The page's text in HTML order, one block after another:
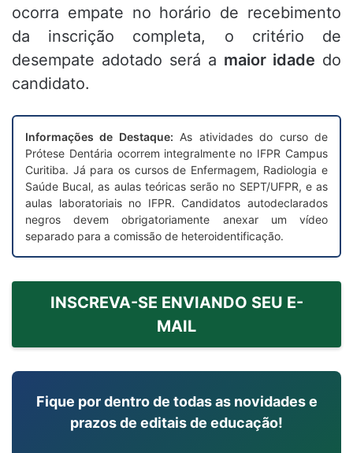
ocorra empate no horário de recebimento
da inscrição completa, o critério de
desempate adotado será a maior idade do
candidato.
Informações de Destaque: As atividades do curso de
Prótese Dentária ocorrem integralmente no IFPR Campus
Curitiba. Já para os cursos de Enfermagem, Radiologia e
Saúde Bucal, as aulas teóricas serão no SEPT/UFPR, e as
aulas laboratoriais no IFPR. Candidatos autodeclarados
negros devem obrigatoriamente anexar um vídeo
separado para a comissão de heteroidentificação.
INSCREVA-SE ENVIANDO SEU E-
MAIL
Fique por dentro de todas as novidades e
prazos de editais de educação!